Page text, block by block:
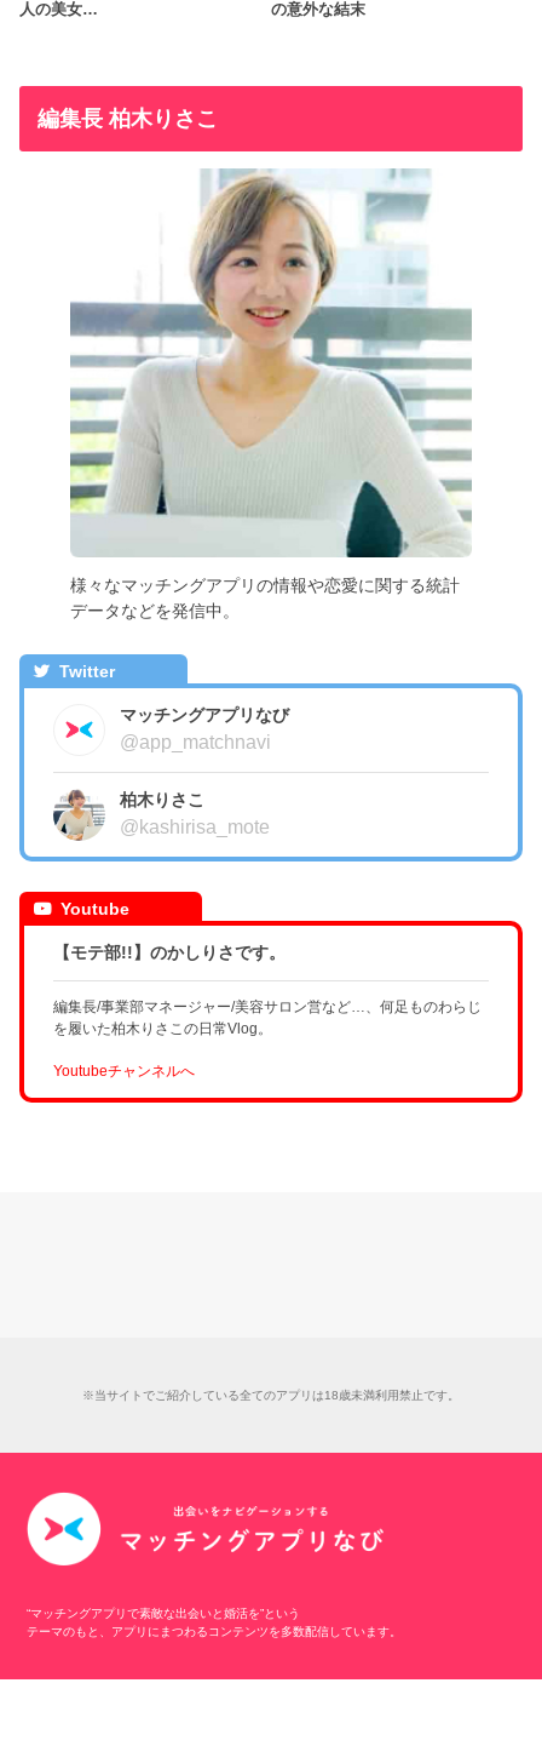
人の美女…
の意外な結末
編集長 柏木りさこ
様々なマッチングアプリの情報や恋愛に関する統計
データなどを発信中。
Twitter
マッチングアプリなび
@app_matchnavi
柏木りさこ
@kashirisa_mote
Youtube
【モテ部!!】のかしりさです。
編集長/事業部マネージャー/美容サロン営など…、何足ものわらじ
を履いた柏木りさこの日常Vlog。
Youtubeチャンネルへ
※当サイトでご紹介している全てのアプリは18歳未満利用禁止です。
“マッチングアプリで素敵な出会いと婚活を”という
テーマのもと、アプリにまつわるコンテンツを多数配信しています。